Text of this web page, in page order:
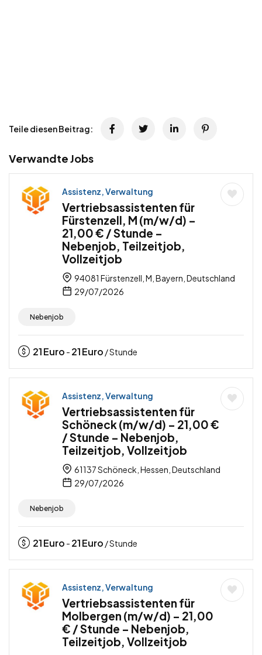
Teile diesen Beitrag:
Verwandte Jobs
Assistenz, Verwaltung
Vertriebsassistenten für
Fürstenzell, M (m/w/d) –
21,00 € / Stunde –
Nebenjob, Teilzeitjob,
Vollzeitjob
94081 Fürstenzell, M, Bayern, Deutschland
29/07/2026
Nebenjob
21Euro - 21Euro / Stunde
Assistenz, Verwaltung
Vertriebsassistenten für
Schöneck (m/w/d) – 21,00 €
/ Stunde – Nebenjob,
Teilzeitjob, Vollzeitjob
61137 Schöneck, Hessen, Deutschland
29/07/2026
Nebenjob
21Euro - 21Euro / Stunde
Assistenz, Verwaltung
Vertriebsassistenten für
Molbergen (m/w/d) – 21,00
€ / Stunde – Nebenjob,
Teilzeitjob, Vollzeitjob